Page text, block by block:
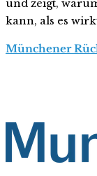
und zeigt,
kann, als es
Münchener